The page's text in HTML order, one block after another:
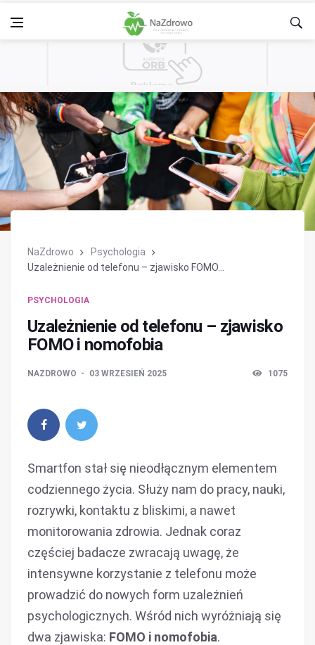
NaZdrowo
Psychologia
Uzależnienie od telefonu – zjawisko FOMO...
PSYCHOLOGIA
Uzależnienie od telefonu – zjawisko
FOMO i nomofobia
NAZDROWO 03 WRZESIEŃ 2025 1075
Smartfon stał się nieodłącznym elementem
codziennego życia. Służy nam do pracy, nauki,
rozrywki, kontaktu z bliskimi, a nawet
monitorowania zdrowia. Jednak coraz
częściej badacze zwracają uwagę, że
intensywne korzystanie z telefonu może
prowadzić do nowych form uzależnień
psychologicznych. Wśród nich wyróżniają się
dwa zjawiska: FOMO i nomofobia.